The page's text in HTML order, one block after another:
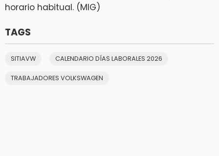
horario habitual. (MIG)
TAGS
SITIAVW CALENDARIO DÍAS LABORALES 2026
TRABAJADORES VOLKSWAGEN